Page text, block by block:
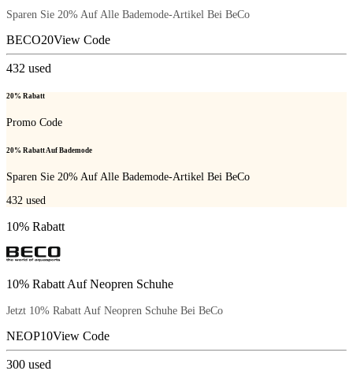
Sparen Sie 20% Auf Alle Bademode-Artikel Bei BeCo
BECO20View Code
432 used
20% Rabatt
Promo Code
20% Rabatt Auf Bademode
Sparen Sie 20% Auf Alle Bademode-Artikel Bei BeCo
432 used
10% Rabatt
10% Rabatt Auf Neopren Schuhe
Jetzt 10% Rabatt Auf Neopren Schuhe Bei BeCo
NEOP10View Code
300 used